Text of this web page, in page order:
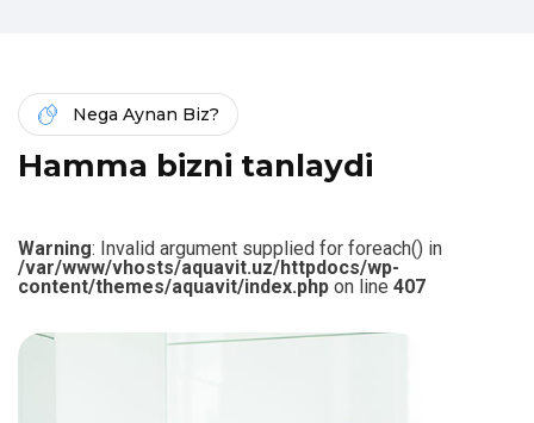
Nega Aynan Biz?
Hamma bizni tanlaydi
Warning: Invalid argument supplied for foreach() in
/var/www/vhosts/aquavit.uz/httpdocs/wp-
content/themes/aquavit/index.php on line 407